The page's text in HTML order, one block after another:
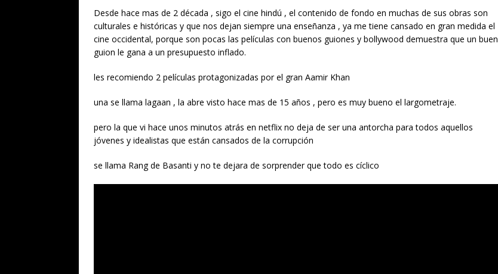
Desde hace mas de 2 década , sigo el cine hindú , el contenido de fondo en muchas de sus obras son
culturales e históricas y que nos dejan siempre una enseñanza , ya me tiene cansado en gran medida el
cine occidental, porque son pocas las películas con buenos guiones y bollywood demuestra que un buen
guion le gana a un presupuesto inflado.
les recomiendo 2 películas protagonizadas por el gran Aamir Khan
una se llama lagaan , la abre visto hace mas de 15 años , pero es muy bueno el largometraje.
pero la que vi hace unos minutos atrás en netflix no deja de ser una antorcha para todos aquellos
jóvenes y idealistas que están cansados de la corrupción
se llama Rang de Basanti y no te dejara de sorprender que todo es cíclico